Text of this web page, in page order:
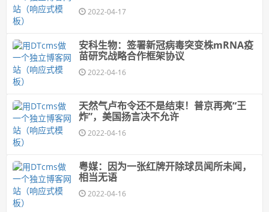
2022-04-17
安科生物：签署新冠病毒突变株mRNA疫
苗研究战略合作框架协议
2022-04-16
天然气卢布令还不是结束！普京再亮“王
炸”，美国扬言决不允许
2022-04-16
粤媒：因为一张红牌开除球员闻所未闻，
相当无语
2022-04-16